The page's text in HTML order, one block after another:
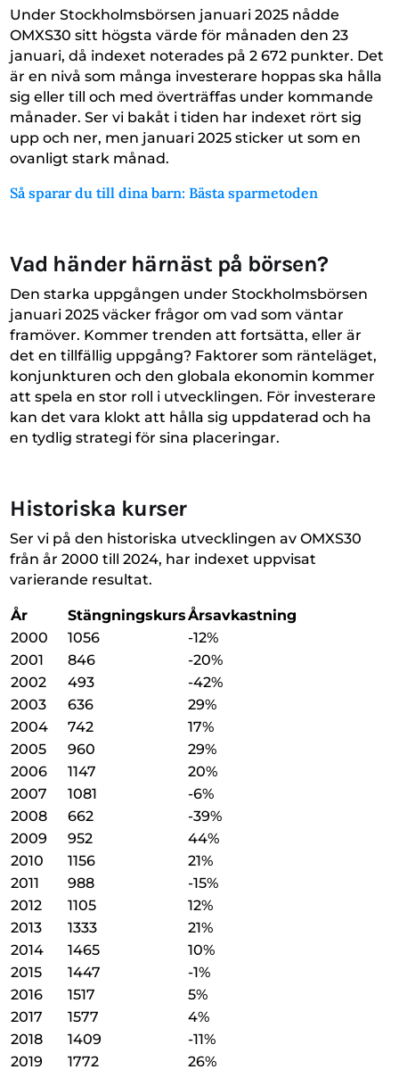
Under Stockholmsbörsen januari 2025 nådde
OMXS30 sitt högsta värde för månaden den 23
januari, då indexet noterades på 2 672 punkter. Det
är en nivå som många investerare hoppas ska hålla
sig eller till och med överträffas under kommande
månader. Ser vi bakåt i tiden har indexet rört sig
upp och ner, men januari 2025 sticker ut som en
ovanligt stark månad.
Så sparar du till dina barn: Bästa sparmetoden
Vad händer härnäst på börsen?
Den starka uppgången under Stockholmsbörsen
januari 2025 väcker frågor om vad som väntar
framöver. Kommer trenden att fortsätta, eller är
det en tillfällig uppgång? Faktorer som ränteläget,
konjunkturen och den globala ekonomin kommer
att spela en stor roll i utvecklingen. För investerare
kan det vara klokt att hålla sig uppdaterad och ha
en tydlig strategi för sina placeringar.
Historiska kurser
Ser vi på den historiska utvecklingen av OMXS30
från år 2000 till 2024, har indexet uppvisat
varierande resultat.
År StängningskursÅrsavkastning
2000
1056
-12%
2001
846
-20%
2002
493
-42%
2003
636
29%
2004
742
17%
2005
960
29%
2006
1147
20%
2007
1081
-6%
2008
662
-39%
2009
952
44%
2010
1156
21%
2011
988
-15%
2012
1105
12%
2013
1333
21%
2014
1465
10%
2015
1447
-1%
2016
1517
5%
2017
1577
4%
2018
1409
-11%
2019
1772
26%